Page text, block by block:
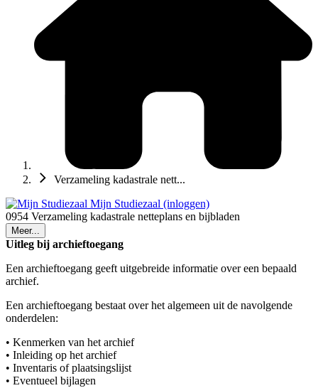
Verzameling kadastrale nett...
Mijn Studiezaal (inloggen)
0954 Verzameling kadastrale netteplans en bijbladen
Meer...
Uitleg bij archieftoegang
Een archieftoegang geeft uitgebreide informatie over een bepaald
archief.
Een archieftoegang bestaat over het algemeen uit de navolgende
onderdelen:
• Kenmerken van het archief
• Inleiding op het archief
• Inventaris of plaatsingslijst
• Eventueel bijlagen